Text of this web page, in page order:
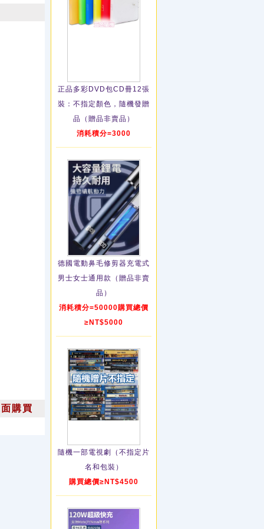
購買
正品多彩DVD包CD冊12張
裝：不指定顏色，隨機發贈
品（贈品非賣品）
消耗積分=3000
德國電動鼻毛修剪器充電式
男士女士通用款（贈品非賣
品）
消耗積分=50000購買總價
≥NT$5000
隨機一部電視劇（不指定片
名和包裝）
購買總價≥NT$4500